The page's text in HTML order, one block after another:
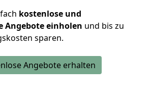
kostenlose und
Angebote einholen und bis zu
sparen.
Angebote erhalten